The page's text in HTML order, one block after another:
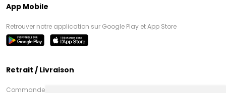
App Mobile
Retrouver notre application sur Google Play et App Store
Retrait / Livraison
Commandez en ligne et venez chercher votre commande à Amiens